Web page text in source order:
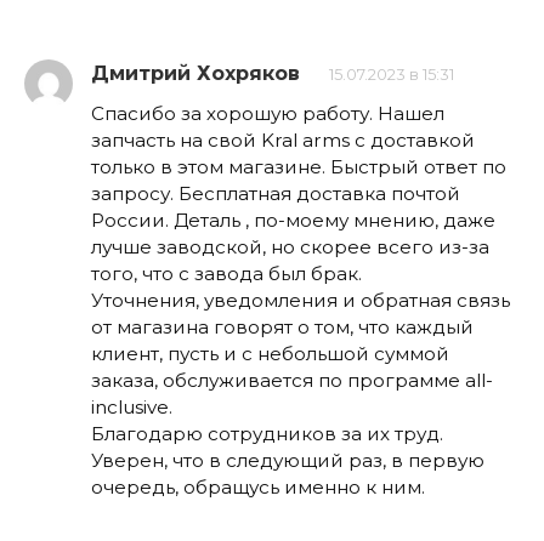
Дмитрий Хохряков 15.07.2023 в 15:31
Спасибо за хорошую работу. Нашел
запчасть на свой Kral arms с доставкой
только в этом магазине. Быстрый ответ по
запросу. Бесплатная доставка почтой
России. Деталь , по-моему мнению, даже
лучше заводской, но скорее всего из-за
того, что с завода был брак.
Уточнения, уведомления и обратная связь
от магазина говорят о том, что каждый
клиент, пусть и с небольшой суммой
заказа, обслуживается по программе all-
inclusive.
Благодарю сотрудников за их труд.
Уверен, что в следующий раз, в первую
очередь, обращусь именно к ним.